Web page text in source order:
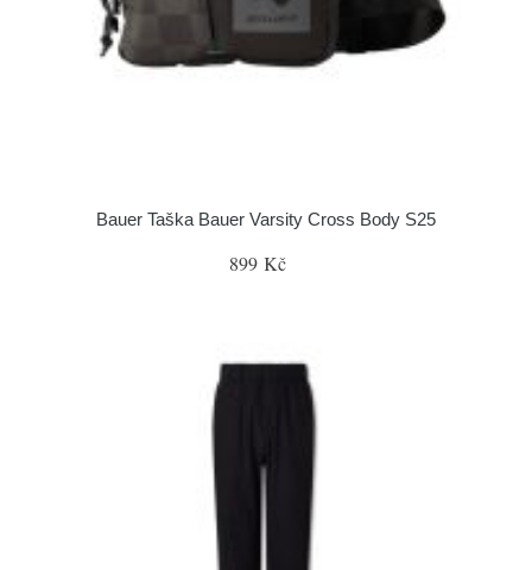
Bauer Taška Bauer Varsity Cross Body S25
899 Kč